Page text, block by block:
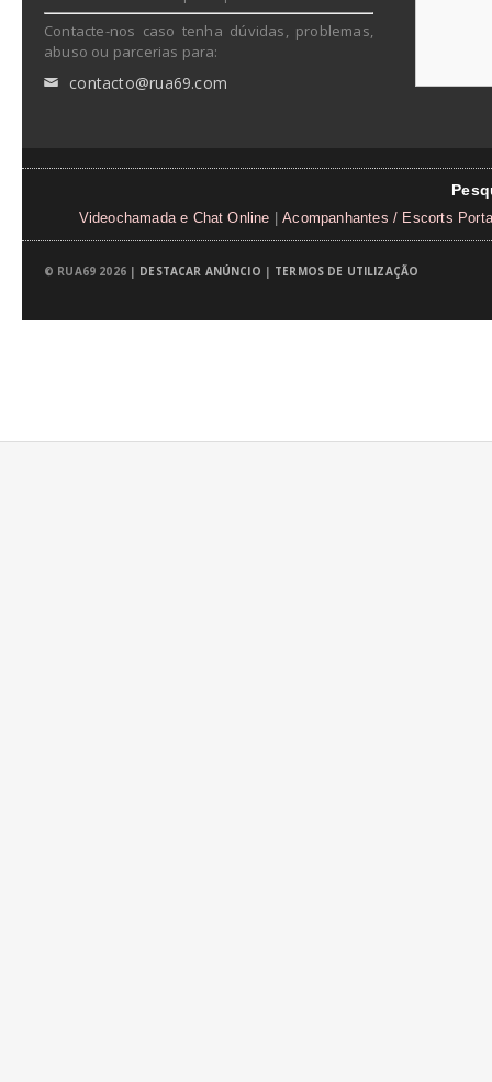
Contacte-nos caso tenha dúvidas, problemas,
abuso ou parcerias para:
✉ contacto@rua69.com
Videochamada e Chat Online Acompanhantes / Escorts
© RUA69 2026 | DESTACAR ANÚNCIO | TERMOS DE UTILIZAÇÃO